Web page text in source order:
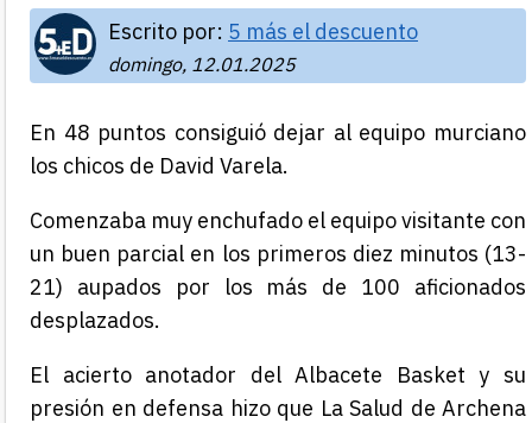
Escrito por: 5 más el descuento
domingo, 12.01.2025
En 48 puntos consiguió dejar al equipo murciano
los chicos de David Varela.
Comenzaba muy enchufado el equipo visitante con
un buen parcial en los primeros diez minutos (13-
21) aupados por los más de 100 aficionados
desplazados.
El acierto anotador del Albacete Basket y su
presión en defensa hizo que La Salud de Archena